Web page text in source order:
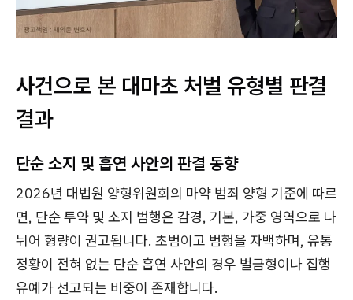
사건으로 본 대마초 처벌 유형별 판결
결과
단순 소지 및 흡연 사안의 판결 동향
2026년 대법원 양형위원회의 마약 범죄 양형 기준에 따르
면, 단순 투약 및 소지 범행은 감경, 기본, 가중 영역으로 나
뉘어 형량이 권고됩니다. 초범이고 범행을 자백하며, 유통
정황이 전혀 없는 단순 흡연 사안의 경우 벌금형이나 집행
유예가 선고되는 비중이 존재합니다.